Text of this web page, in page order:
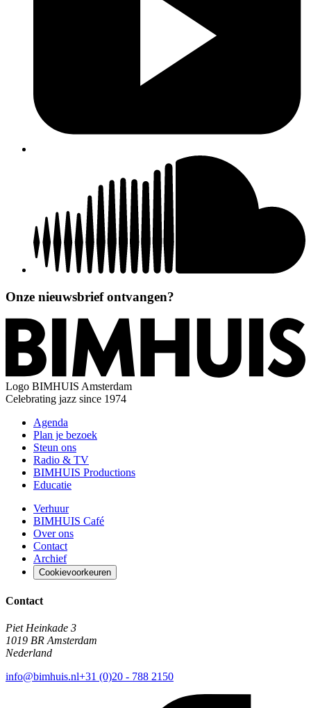
Onze nieuwsbrief ontvangen?
Logo BIMHUIS Amsterdam
Celebrating jazz since 1974
Agenda
Plan je bezoek
Steun ons
Radio & TV
BIMHUIS Productions
Educatie
Verhuur
BIMHUIS Café
Over ons
Contact
Archief
Cookievoorkeuren
Contact
Piet Heinkade 3
1019 BR Amsterdam
Nederland
info@bimhuis.nl+31 (0)20 - 788 2150